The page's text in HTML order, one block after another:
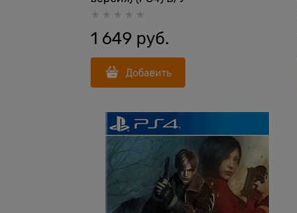
1 649 руб.
Добавить